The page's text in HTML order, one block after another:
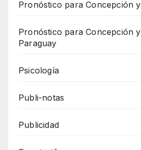
Pronóstico para Concepción
Pronóstico para Concepción
Paraguay
Psicología
Publi-notas
Publicidad